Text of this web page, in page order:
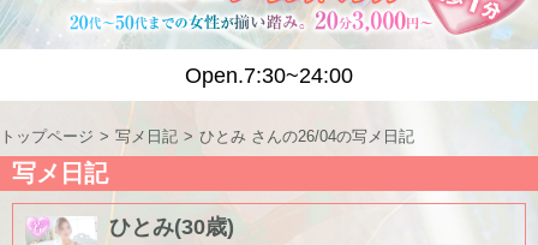
Open.7:30~24:00
トップページ 写メ日記 ひとみ さんの26/04の写メ日記
写メ日記
ひとみ(30歳)